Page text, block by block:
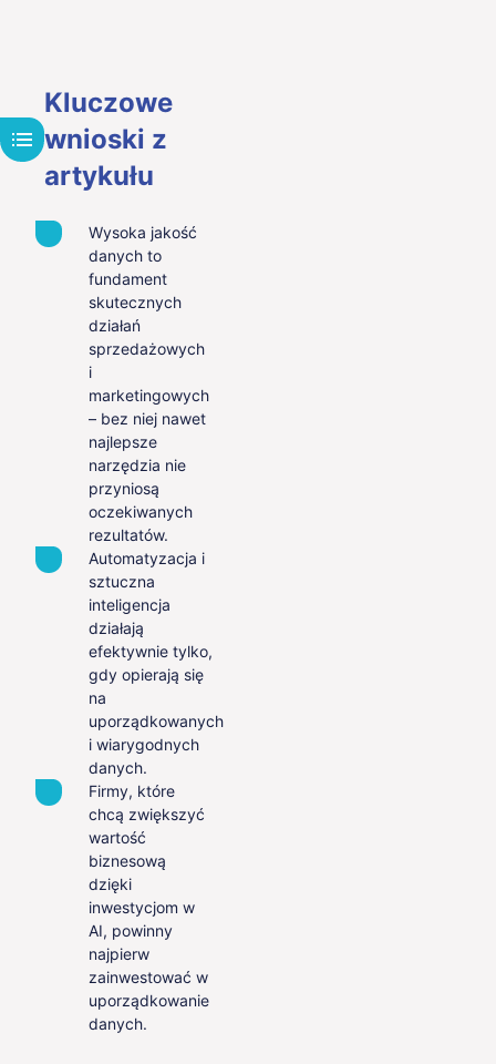
Kluczowe
wnioski z
artykułu
Wysoka jakość
danych to
fundament
skutecznych
działań
sprzedażowych
i
marketingowych
– bez niej nawet
najlepsze
narzędzia nie
przyniosą
oczekiwanych
rezultatów.
Automatyzacja i
sztuczna
inteligencja
działają
efektywnie tylko,
gdy opierają się
na
uporządkowanych
i wiarygodnych
danych.
Firmy, które
chcą zwiększyć
wartość
biznesową
dzięki
inwestycjom w
AI, powinny
najpierw
zainwestować w
uporządkowanie
danych.